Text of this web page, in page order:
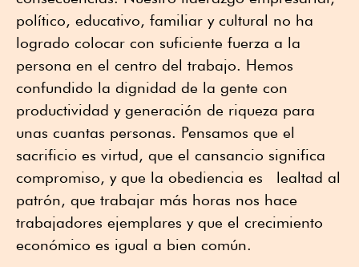
político, educativo, familiar y cultural no ha
logrado colocar con suficiente fuerza a la
persona en el centro del trabajo. Hemos
confundido la dignidad de la gente con
productividad y generación de riqueza para
unas cuantas personas. Pensamos que el
sacrificio es virtud, que el cansancio significa
compromiso, y que la obediencia es lealtad al
patrón, que trabajar más horas nos hace
trabajadores ejemplares y que el crecimiento
económico es igual a bien común.